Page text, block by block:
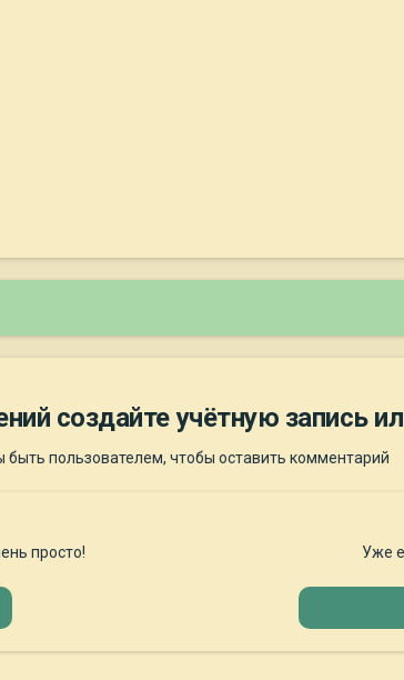
создайте учётную запись
пользователем, чтобы оставить комментарий
просто! Уже